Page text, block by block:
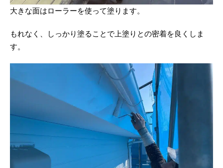
大きな面はローラーを使って塗ります。
もれなく、しっかり塗ることで上塗りとの密着を良くしま
す。